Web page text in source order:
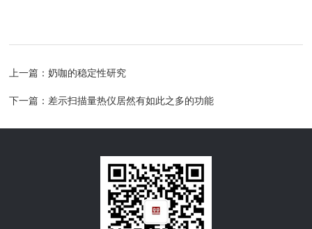
上一篇：奶咖的稳定性研究
下一篇： 差示扫描量热仪居然有如此之多的功能